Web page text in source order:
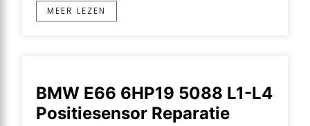
MEER LEZEN
BMW E66 6HP19 5088 L1-L4
Positiesensor Reparatie